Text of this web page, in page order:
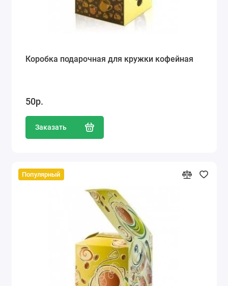
Коробка подарочная для кружки кофейная
50р.
Заказать
Популярный